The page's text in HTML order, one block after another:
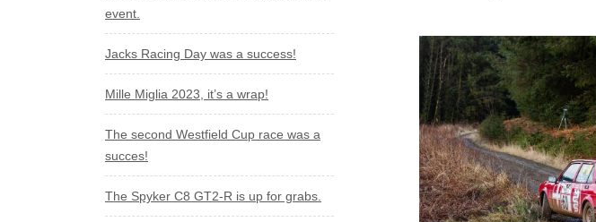
event.
Jacks Racing Day was a success!
Mille Miglia 2023, it’s a wrap!
The second Westfield Cup race was a
succes!
The Spyker C8 GT2-R is up for grabs.